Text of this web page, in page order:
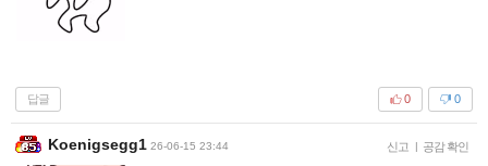
답글 0
0
Koenigsegg1 26-06-15 23:44 신고 | 공감 확인